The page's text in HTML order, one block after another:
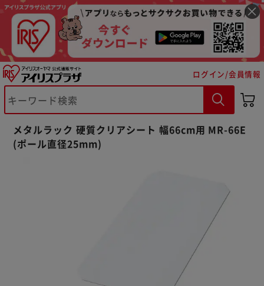
ログイン/会員情報
メタルラック 硬質クリアシート 幅66cm用 MR-66E
(ポール直径25mm)
※ご確認ください